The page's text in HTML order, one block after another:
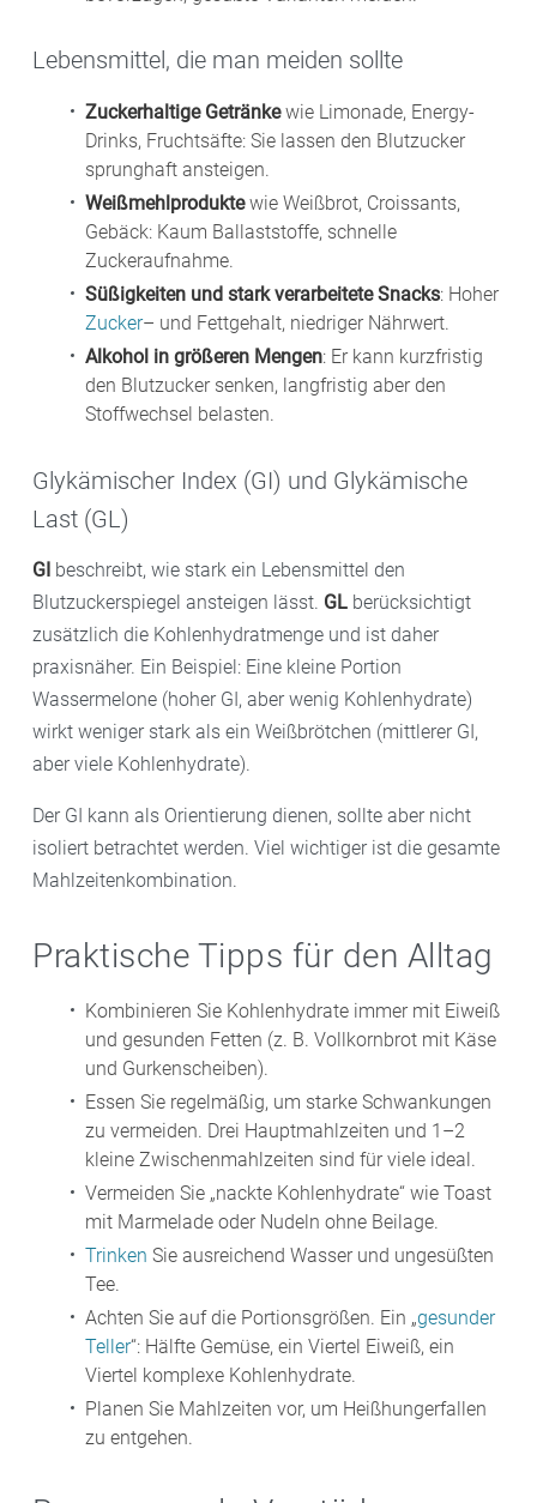
Lebensmittel, die man meiden sollte
Zuckerhaltige Getränkewie Limonade, Energy-
Drinks, Fruchtsäfte: Sie lassen den Blutzucker
sprunghaft ansteigen.
Weißmehlproduktewie Weißbrot, Croissants,
Gebäck: Kaum Ballaststoffe, schnelle
Zuckeraufnahme.
Süßigkeiten und stark verarbeitete Snacks: Hoher
Zucker– und Fettgehalt, niedriger Nährwert.
Alkohol in größeren Mengen: Er kann kurzfristig
den Blutzucker senken, langfristig aber den
Stoffwechsel belasten.
Glykämischer Index (GI) und Glykämische
Last (GL)
GI beschreibt, wie stark ein Lebensmittel den
Blutzuckerspiegel ansteigen lässt. GL berücksichtigt
zusätzlich die Kohlenhydratmenge und ist daher
praxisnäher. Ein Beispiel: Eine kleine Portion
Wassermelone (hoher GI, aber wenig Kohlenhydrate)
wirkt weniger stark als ein Weißbrötchen (mittlerer GI,
aber viele Kohlenhydrate).
Der GI kann als Orientierung dienen, sollte aber nicht
isoliert betrachtet werden. Viel wichtiger ist die gesamte
Mahlzeitenkombination.
Praktische Tipps für den Alltag
Kombinieren Sie Kohlenhydrate immer mit Eiweiß
und gesunden Fetten (z. B. Vollkornbrot mit Käse
und Gurkenscheiben).
Essen Sie regelmäßig, um starke Schwankungen
zu vermeiden. Drei Hauptmahlzeiten und 1–2
kleine Zwischenmahlzeiten sind für viele ideal.
Vermeiden Sie „nackte Kohlenhydrate“ wie Toast
mit Marmelade oder Nudeln ohne Beilage.
Trinken Sie ausreichend Wasser und ungesüßten
Tee.
Achten Sie auf die Portionsgrößen. Ein „gesunder
Teller“: Hälfte Gemüse, ein Viertel Eiweiß, ein
Viertel komplexe Kohlenhydrate.
Planen Sie Mahlzeiten vor, um Heißhungerfallen
zu entgehen.